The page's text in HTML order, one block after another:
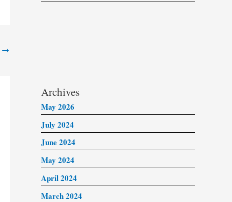
→
Archives
May 2026
July 2024
June 2024
May 2024
April 2024
March 2024